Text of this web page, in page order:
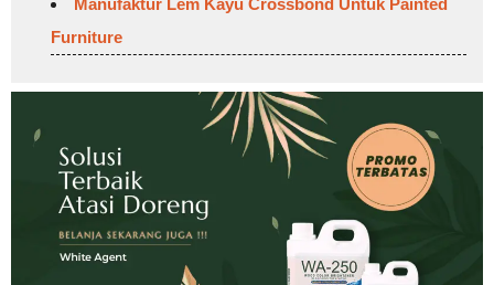
Furniture